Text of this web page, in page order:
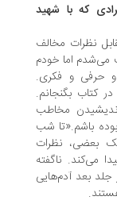
با شهید
مخالف
اما خودم
و فکری.
بگنجانم.
مخاطب
شب
نظرات
ناگفته
آدم‌هایی